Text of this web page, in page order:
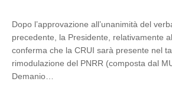
Dopo l’approvazione all’unanimità del
precedente, la Presidente, relativamente al
conferma che la CRUI sarà presente nel
rimodulazione del PNRR (composta dal
Demanio…